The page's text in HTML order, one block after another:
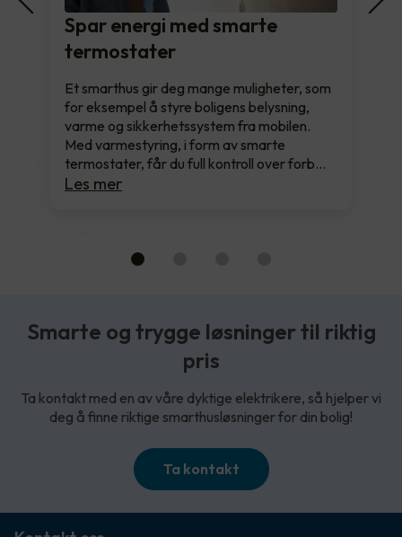
Spar energi med smarte
termostater
Et smarthus gir deg mange muligheter, som
for eksempel å styre boligens belysning,
varme og sikkerhetssystem fra mobilen.
Med varmestyring, i form av smarte
termostater, får du full kontroll over forb…
Les mer
Smarte og trygge løsninger til riktig
pris
Ta kontakt med en av våre dyktige elektrikere, så hjelper vi
deg å finne riktige smarthusløsninger for din bolig!
Ta kontakt